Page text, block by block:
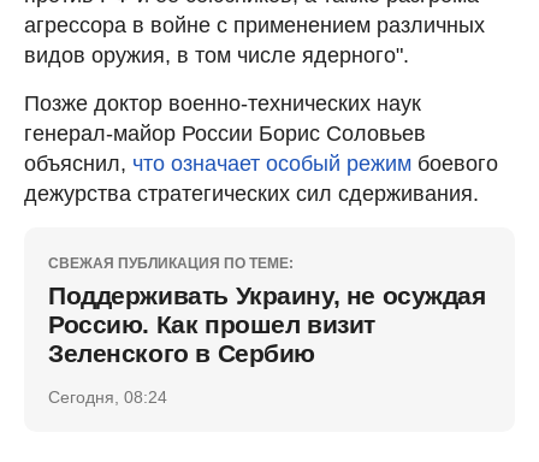
агрессора в войне с применением различных
видов оружия, в том числе ядерного".
Позже доктор военно-технических наук
генерал-майор России Борис Соловьев
объяснил, что означает особый режим боевого
дежурства стратегических сил сдерживания.
СВЕЖАЯ ПУБЛИКАЦИЯ ПО ТЕМЕ:
Поддерживать Украину, не осуждая
Россию. Как прошел визит
Зеленского в Сербию
Сегодня, 08:24